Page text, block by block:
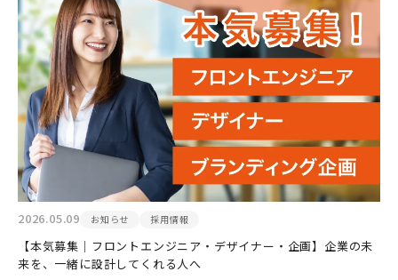
2026.05.09 お知らせ 採用情報
【本気募集｜フロントエンジニア・デザイナー・企画】企業の未
来を、一緒に設計してくれる人へ